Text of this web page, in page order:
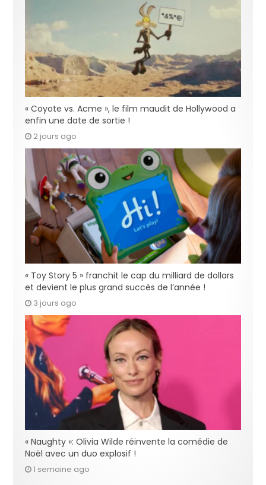
« Coyote vs. Acme », le film maudit de Hollywood a
enfin une date de sortie !
2 jours ago
« Toy Story 5 » franchit le cap du milliard de dollars
et devient le plus grand succès de l’année !
3 jours ago
« Naughty »: Olivia Wilde réinvente la comédie de
Noël avec un duo explosif !
1 semaine ago